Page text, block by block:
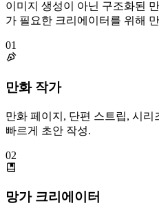
이미지 생성이 아닌 구조화된
가 필요한 크리에이터를 위해
01
만화 작가
만화 페이지, 단편 스트립, 시
빠르게 초안 작성.
02
망가 크리에이터